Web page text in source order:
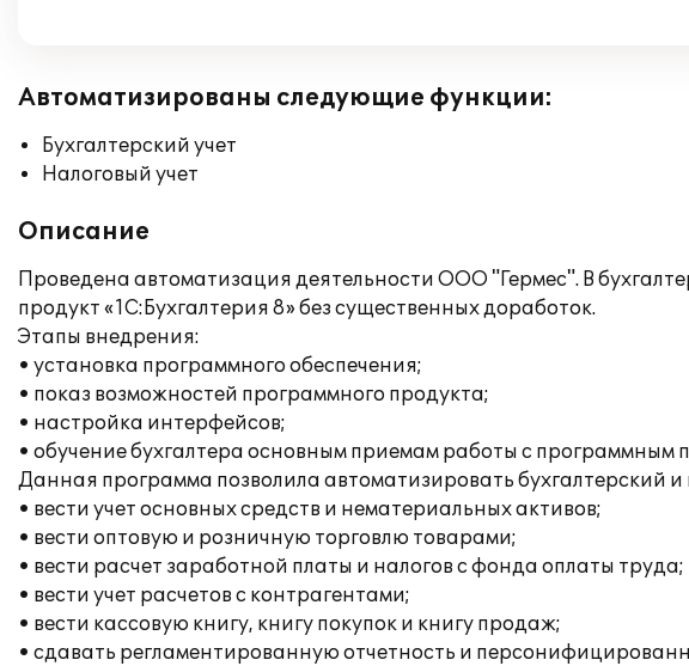
Автоматизированы следующие функции:
Бухгалтерский учет
Налоговый учет
Описание
Проведена автоматизация деятельности ООО "Гермес". В
продукт «1C:Бухгалтерия 8» без существенных доработок.
Этапы внедрения:
• установка программного обеспечения;
• показ возможностей программного продукта;
• настройка интерфейсов;
• обучение бухгалтера основным приемам работы с программным
Данная программа позволила автоматизировать бухгалтерский
• вести учет основных средств и нематериальных активов;
• вести оптовую и розничную торговлю товарами;
• вести расчет заработной платы и налогов с фонда оплаты труда;
• вести учет расчетов с контрагентами;
• вести кассовую книгу, книгу покупок и книгу продаж;
• сдавать регламентированную отчетность и